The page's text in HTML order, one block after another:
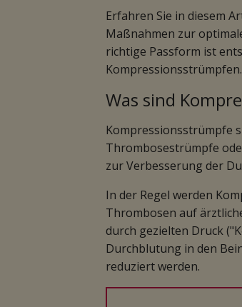
Erfahren Sie in diesem
Maßnahmen zur
richtige Passform ist
Kompressionsstrümpfen.
Was sind
Kompressionsstrümpfe
Thrombosestrümpfe
zur Verbesserung der
In der Regel werden
Thrombosen auf
durch gezielten Druck
Durchblutung in den
reduziert werden.